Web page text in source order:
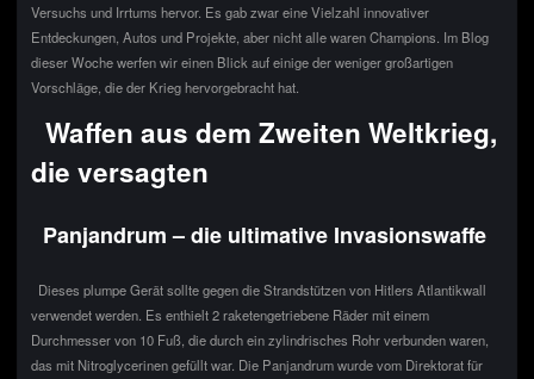
Versuchs und Irrtums hervor. Es gab zwar eine Vielzahl innovativer
Entdeckungen, Autos und Projekte, aber nicht alle waren Champions. Im Blog
dieser Woche werfen wir einen Blick auf einige der weniger großartigen
Vorschläge, die der Krieg hervorgebracht hat.
Waffen aus dem Zweiten Weltkrieg,
die versagten
Panjandrum – die ultimative Invasionswaffe
Dieses plumpe Gerät sollte gegen die Strandstützen von Hitlers Atlantikwall
verwendet werden. Es enthielt 2 raketengetriebene Räder mit einem
Durchmesser von 10 Fuß, die durch ein zylindrisches Rohr verbunden waren,
das mit Nitroglycerinen gefüllt war. Die Panjandrum wurde vom Direktorat für